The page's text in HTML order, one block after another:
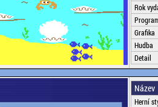
Rok
Grafika
Hudba
Detail
Název
Herní